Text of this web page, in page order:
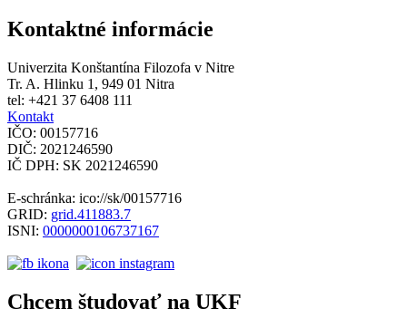
Kontaktné informácie
Univerzita Konštantína Filozofa v Nitre
Tr. A. Hlinku 1, 949 01 Nitra
tel: +421 37 6408 111
Kontakt
IČO: 00157716
DIČ: 2021246590
IČ DPH: SK 2021246590
E-schránka: ico://sk/00157716
GRID: grid.411883.7
ISNI: 0000000106737167
Chcem študovať na UKF